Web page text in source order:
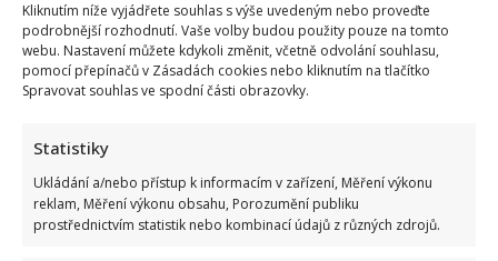
Kliknutím níže vyjádřete souhlas s výše uvedeným nebo proveďte
podrobnější rozhodnutí. Vaše volby budou použity pouze na tomto
webu. Nastavení můžete kdykoli změnit, včetně odvolání souhlasu,
pomocí přepínačů v Zásadách cookies nebo kliknutím na tlačítko
Spravovat souhlas ve spodní části obrazovky.
Statistiky
Ukládání a/nebo přístup k informacím v zařízení, Měření výkonu
reklam, Měření výkonu obsahu, Porozumění publiku
prostřednictvím statistik nebo kombinací údajů z různých zdrojů.